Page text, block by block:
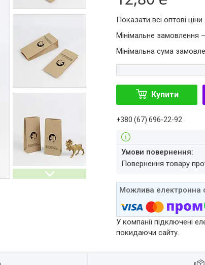
Мінімальне замовлення
Показати всі оптові ціни
Мінімальна сума
Купити
+380 (67) 696-22-92
повернення товару
У компанії підключені
покидаючи сайту.